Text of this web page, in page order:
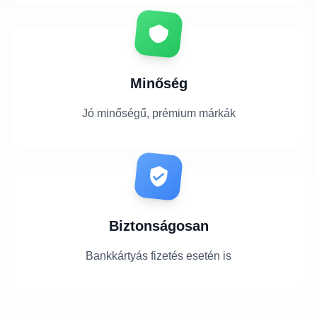
Minőség
Jó minőségű, prémium márkák
Biztonságosan
Bankkártyás fizetés esetén is